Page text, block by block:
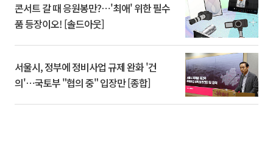
콘서트 갈 때 응원봉만?⋯'최애' 위한 필수
품 등장이오! [솔드아웃]
서울시, 정부에 정비사업 규제 완화 '건
의'⋯국토부 "협의 중" 입장만 [종합]